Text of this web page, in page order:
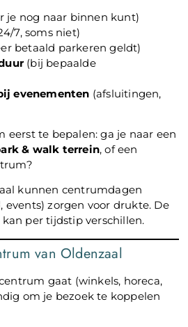
je nog naar binnen kunt)
7, soms niet)
betaald parkeren geldt)
(bij bepaalde
evenementen (afsluitingen,
eerst te bepalen: ga je naar een
& walk terrein, of een
kunnen centrumdagen
events) zorgen voor drukte. De
kan per tijdstip verschillen.
van Oldenzaal
gaat (winkels, horeca,
om je bezoek te koppelen